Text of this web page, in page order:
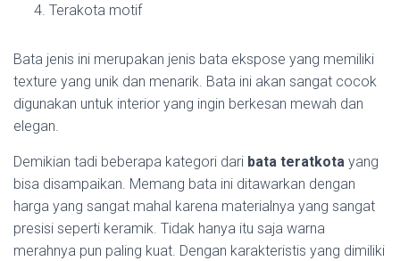
Terakota motif
Bata jenis ini merupakan jenis bata ekspose yang memiliki
texture yang unik dan menarik. Bata ini akan sangat cocok
digunakan untuk interior yang ingin berkesan mewah dan
elegan.
Demikian tadi beberapa kategori dari bata teratkota yang
bisa disampaikan. Memang bata ini ditawarkan dengan
harga yang sangat mahal karena materialnya yang sangat
presisi seperti keramik. Tidak hanya itu saja warna
merahnya pun paling kuat. Dengan karakteristis yang dimiliki